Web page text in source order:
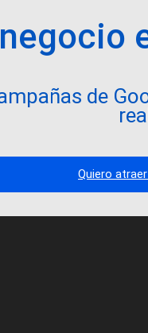
de
Quiero